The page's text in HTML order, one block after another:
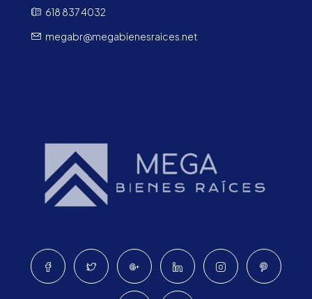
618 837 4032
megabr@megabienesraices.net